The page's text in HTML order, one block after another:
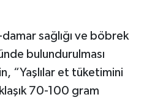
sağlığı ve böbrek
bulundurulması
“Yaşlılar et tüketimini
70-100 gram